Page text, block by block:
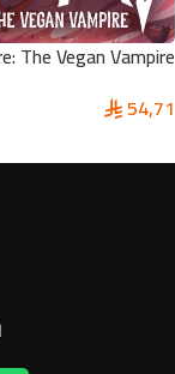
The Vegan Vampire
54,71